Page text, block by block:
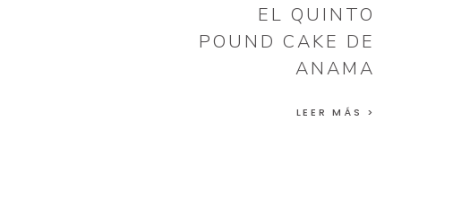
EL QUINTO
POUND CAKE DE
ANAMA
LEER MÁS >